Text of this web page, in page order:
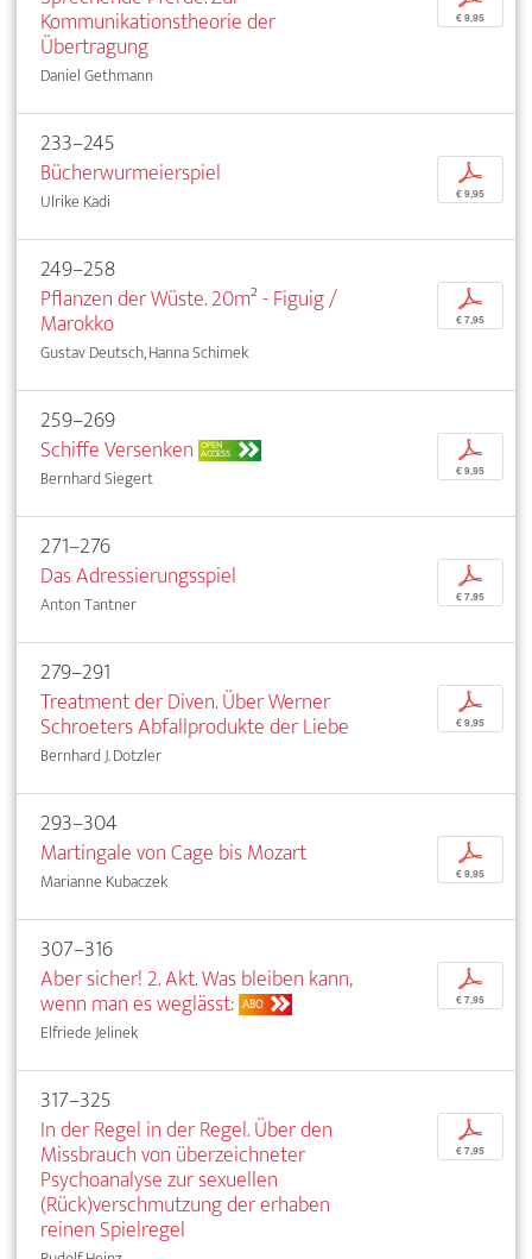
Kommunikationstheorie der
Übertragung
Daniel Gethmann
€ 9,95
233–245
Bücherwurmeierspiel
Ulrike Kadi
p
€ 9,95
249–258
Pflanzen der Wüste. 20m² - Figuig /
Marokko
Gustav Deutsch, Hanna Schimek
p
€ 7,95
259–269
Schiffe Versenken OPEN
ACCESS
Bernhard Siegert
p
€ 9,95
271–276
Das Adressierungsspiel
Anton Tantner
p
€ 7,95
279–291
Treatment der Diven. Über Werner
Schroeters Abfallprodukte der Liebe
Bernhard J. Dotzler
p
€ 9,95
293–304
Martingale von Cage bis Mozart
Marianne Kubaczek
p
€ 9,95
307–316
Aber sicher! 2. Akt. Was bleiben kann,
wenn man es weglässt: ABO
Elfriede Jelinek
p
€ 7,95
317–325
In der Regel in der Regel. Über den
Missbrauch von überzeichneter
Psychoanalyse zur sexuellen
(Rück)verschmutzung der erhaben
reinen Spielregel
p
€ 7,95